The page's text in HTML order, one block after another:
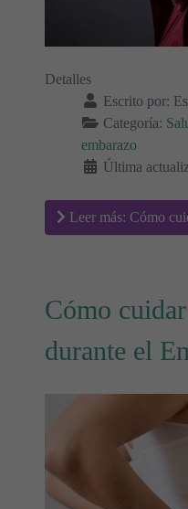
Detalles
Escrito por:
Categoría:
embarazo
Última
Leer más: Cómo
Cómo
durante el